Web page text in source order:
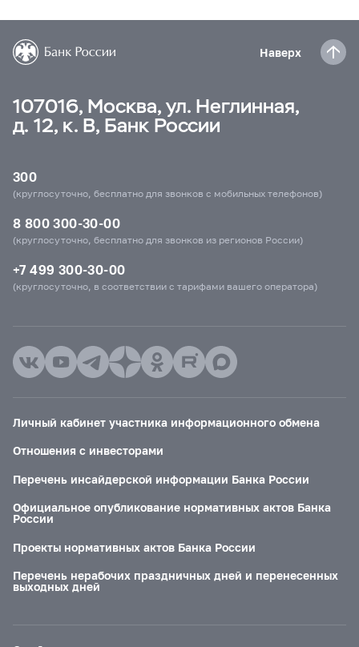
Наверх
107016, Москва, ул. Неглинная,
д. 12, к. В, Банк России
300
(круглосуточно, бесплатно для звонков с мобильных телефонов)
8 800 300-30-00
(круглосуточно, бесплатно для звонков из регионов России)
+7 499 300-30-00
(круглосуточно, в соответствии с тарифами вашего оператора)
Личный кабинет участника информационного обмена
Отношения с инвесторами
Перечень инсайдерской информации Банка России
Официальное опубликование нормативных актов Банка
России
Проекты нормативных актов Банка России
Перечень нерабочих праздничных дней и перенесенных
выходных дней